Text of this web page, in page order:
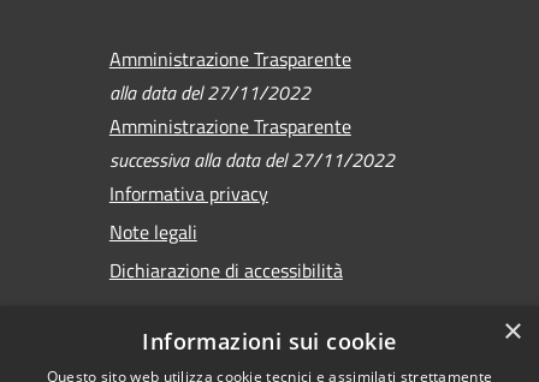
Amministrazione Trasparente
alla data del 27/11/2022
Amministrazione Trasparente
successiva alla data del 27/11/2022
Informativa privacy
Note legali
Dichiarazione di accessibilità
×
Informazioni sui cookie
Questo sito web utilizza cookie tecnici e assimilati strettamente